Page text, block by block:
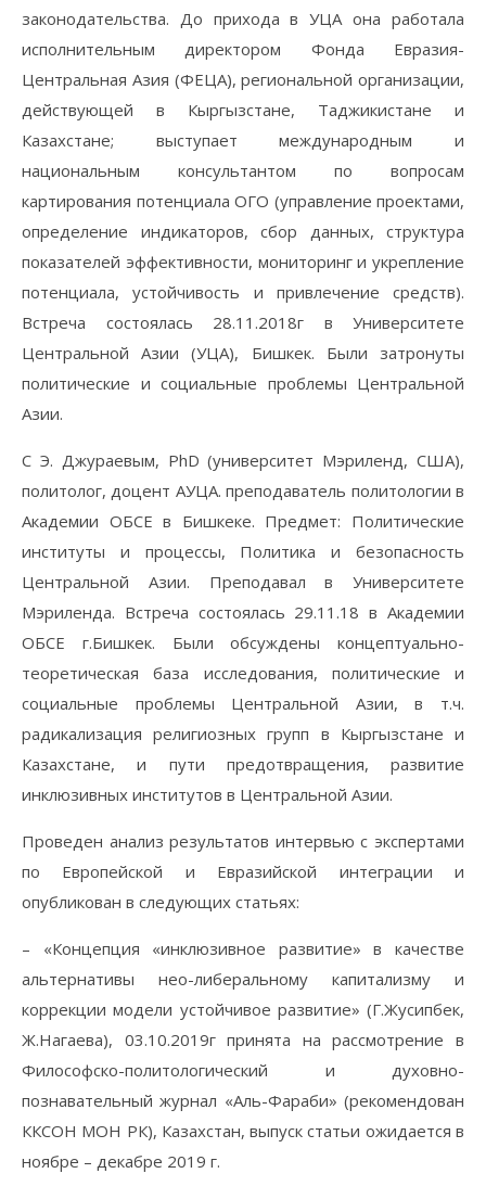
законодательства. До прихода в УЦА она работала
исполнительным директором Фонда Евразия-
Центральная Азия (ФЕЦА), региональной организации,
действующей в Кыргызстане, Таджикистане и
Казахстане; выступает международным и
национальным консультантом по вопросам
картирования потенциала ОГО (управление проектами,
определение индикаторов, сбор данных, структура
показателей эффективности, мониторинг и укрепление
потенциала, устойчивость и привлечение средств).
Встреча состоялась 28.11.2018г в Университете
Центральной Азии (УЦА), Бишкек. Были затронуты
политические и социальные проблемы Центральной
Азии.
С Э. Джураевым, PhD (университет Мэриленд, США),
политолог, доцент АУЦА. преподаватель политологии в
Академии ОБСЕ в Бишкеке. Предмет: Политические
институты и процессы, Политика и безопасность
Центральной Азии. Преподавал в Университете
Мэриленда. Встреча состоялась 29.11.18 в Академии
ОБСЕ г.Бишкек. Были обсуждены концептуально-
теоретическая база исследования, политические и
социальные проблемы Центральной Азии, в т.ч.
радикализация религиозных групп в Кыргызстане и
Казахстане, и пути предотвращения, развитие
инклюзивных институтов в Центральной Азии.
Проведен анализ результатов интервью с экспертами
по Европейской и Евразийской интеграции и
опубликован в следующих статьях:
– «Концепция «инклюзивное развитие» в качестве
альтернативы нео-либеральному капитализму и
коррекции модели устойчивое развитие» (Г.Жусипбек,
Ж.Нагаева), 03.10.2019г принята на рассмотрение в
Философско-политологический и духовно-
познавательный журнал «Аль-Фараби» (рекомендован
ККСОН МОН РК), Казахстан, выпуск статьи ожидается в
ноябре – декабре 2019 г.